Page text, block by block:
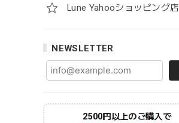
Lune Yahooショッピング店
NEWSLETTER
2500円以上のご購入で